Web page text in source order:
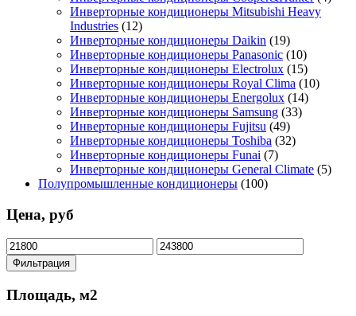
Инверторные кондиционеры Mitsubishi Heavy
Industries (12)
Инверторные кондиционеры Daikin (19)
Инверторные кондиционеры Panasonic (10)
Инверторные кондиционеры Electrolux (15)
Инверторные кондиционеры Royal Clima (10)
Инверторные кондиционеры Energolux (14)
Инверторные кондиционеры Samsung (33)
Инверторные кондиционеры Fujitsu (49)
Инверторные кондиционеры Toshiba (32)
Инверторные кондиционеры Funai (7)
Инверторные кондиционеры General Climate (5)
Полупромышленные кондиционеры (100)
Цена, руб
Минимальная
цена
Максимальная
цена
Фильтрация
Площадь, м2